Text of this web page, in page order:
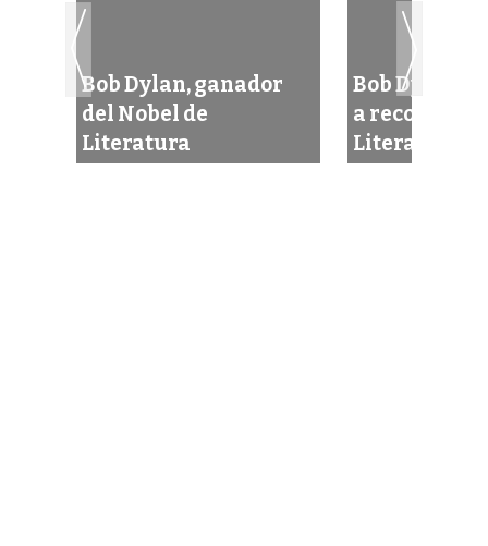
Bob Dylan, ganador
del Nobel de
Literatura
Bob Dylan
a recoger el
Literatura